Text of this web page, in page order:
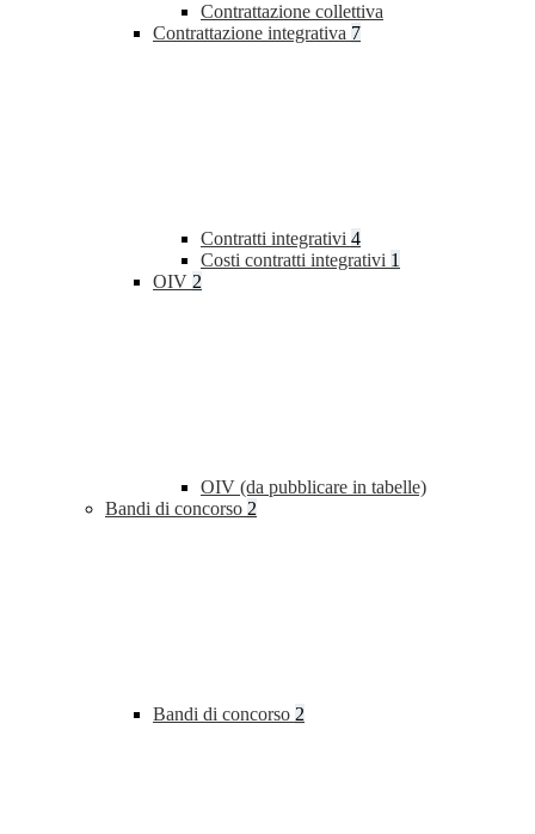
Contrattazione collettiva
Contrattazione integrativa 7
Contratti integrativi 4
Costi contratti integrativi 1
OIV 2
OIV (da pubblicare in tabelle)
Bandi di concorso 2
Bandi di concorso 2